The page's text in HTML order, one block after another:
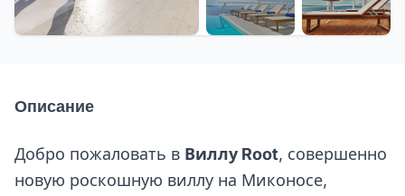
Описание
Добро пожаловать в Виллу Root, совершенно
новую роскошную виллу на Миконосе,